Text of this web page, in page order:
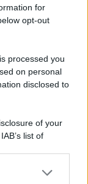
for
opt-out
processed you
on personal
disclosed to
of your
list of
to third parties